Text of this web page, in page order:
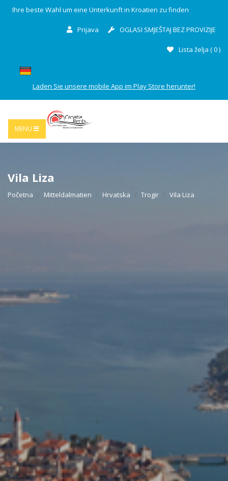
Ihre beste Wahl um eine Unterkunft in Kroatien zu finden
Prijava OGLASI SMJEŠTAJ BEZ PROVIZIJE
Lista želja (0)
Laden Sie unsere mobile App im Play Store herunter!
MENU
Vila Liza
Početna Mitteldalmatien Hrvatska Trogir Vila Liza